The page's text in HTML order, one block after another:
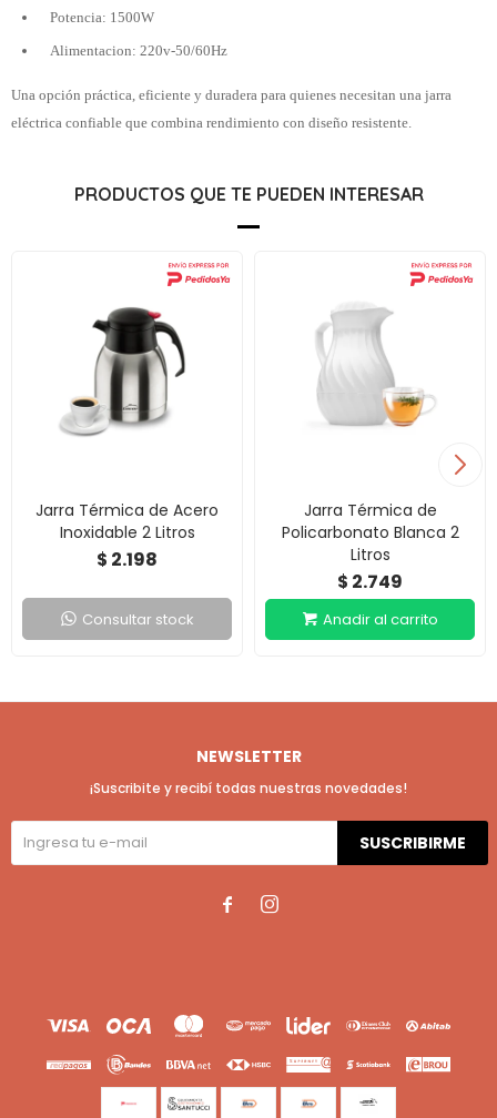
Potencia: 1500W
Alimentacion: 220v-50/60Hz
Una opción práctica, eficiente y duradera para quienes necesitan una jarra
eléctrica confiable que combina rendimiento con diseño resistente.
PRODUCTOS QUE TE PUEDEN INTERESAR
Jarra Térmica de Acero
Inoxidable 2 Litros
$ 2.198
Consultar stock
Jarra Térmica de
Policarbonato Blanca 2
Litros
$ 2.749
NEWSLETTER
¡Suscribite y recibí todas nuestras novedades!
SUSCRIBIRME
 